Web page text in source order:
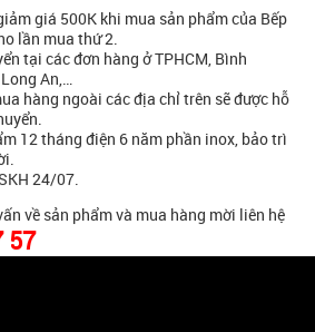
giá 500K khi mua sản phẩm của Bếp
lần mua thứ 2.
tại các đơn hàng ở TPHCM, Bình
An,…
hàng ngoài các địa chỉ trên sẽ được hỗ
12 tháng điện 6 năm phần inox, bảo trì
24/07.
về sản phẩm và mua hàng mời liên hệ
57